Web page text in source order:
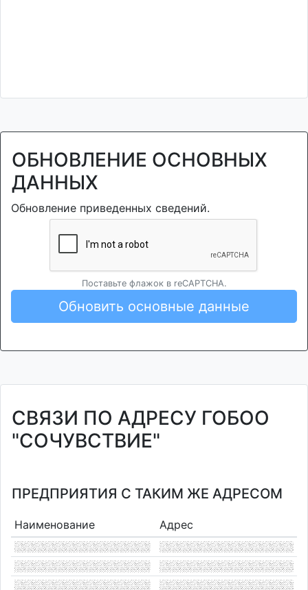
ОБНОВЛЕНИЕ ОСНОВНЫХ
ДАННЫХ
Обновление приведенных сведений.
Поставьте флажок в reCAPTCHA.
Обновить основные данные
СВЯЗИ ПО АДРЕСУ ГОБОО
"СОЧУВСТВИЕ"
ПРЕДПРИЯТИЯ С ТАКИМ ЖЕ АДРЕСОМ
Наименование Адрес